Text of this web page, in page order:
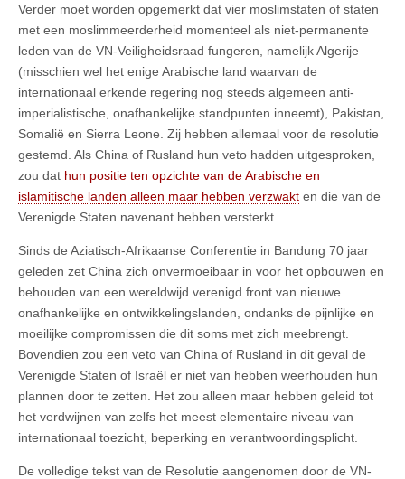
Verder moet worden opgemerkt dat vier moslimstaten of staten
met een moslimmeerderheid momenteel als niet-permanente
leden van de VN-Veiligheidsraad fungeren, namelijk Algerije
(misschien wel het enige Arabische land waarvan de
internationaal erkende regering nog steeds algemeen anti-
imperialistische, onafhankelijke standpunten inneemt), Pakistan,
Somalië en Sierra Leone. Zij hebben allemaal voor de resolutie
gestemd. Als China of Rusland hun veto hadden uitgesproken,
zou dat hun positie ten opzichte van de Arabische en
islamitische landen alleen maar hebben verzwakt en die van de
Verenigde Staten navenant hebben versterkt.
Sinds de Aziatisch-Afrikaanse Conferentie in Bandung 70 jaar
geleden zet China zich onvermoeibaar in voor het opbouwen en
behouden van een wereldwijd verenigd front van nieuwe
onafhankelijke en ontwikkelingslanden, ondanks de pijnlijke en
moeilijke compromissen die dit soms met zich meebrengt.
Bovendien zou een veto van China of Rusland in dit geval de
Verenigde Staten of Israël er niet van hebben weerhouden hun
plannen door te zetten. Het zou alleen maar hebben geleid tot
het verdwijnen van zelfs het meest elementaire niveau van
internationaal toezicht, beperking en verantwoordingsplicht.
De volledige tekst van de Resolutie aangenomen door de VN-